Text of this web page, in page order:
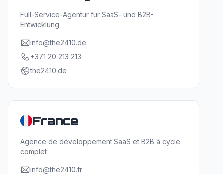
Full-Service-Agentur für SaaS- und B2B-
Entwicklung
info@the2410.de
+371 20 213 213
the2410.de
France
Agence de développement SaaS et B2B à cycle
complet
info@the2410.fr